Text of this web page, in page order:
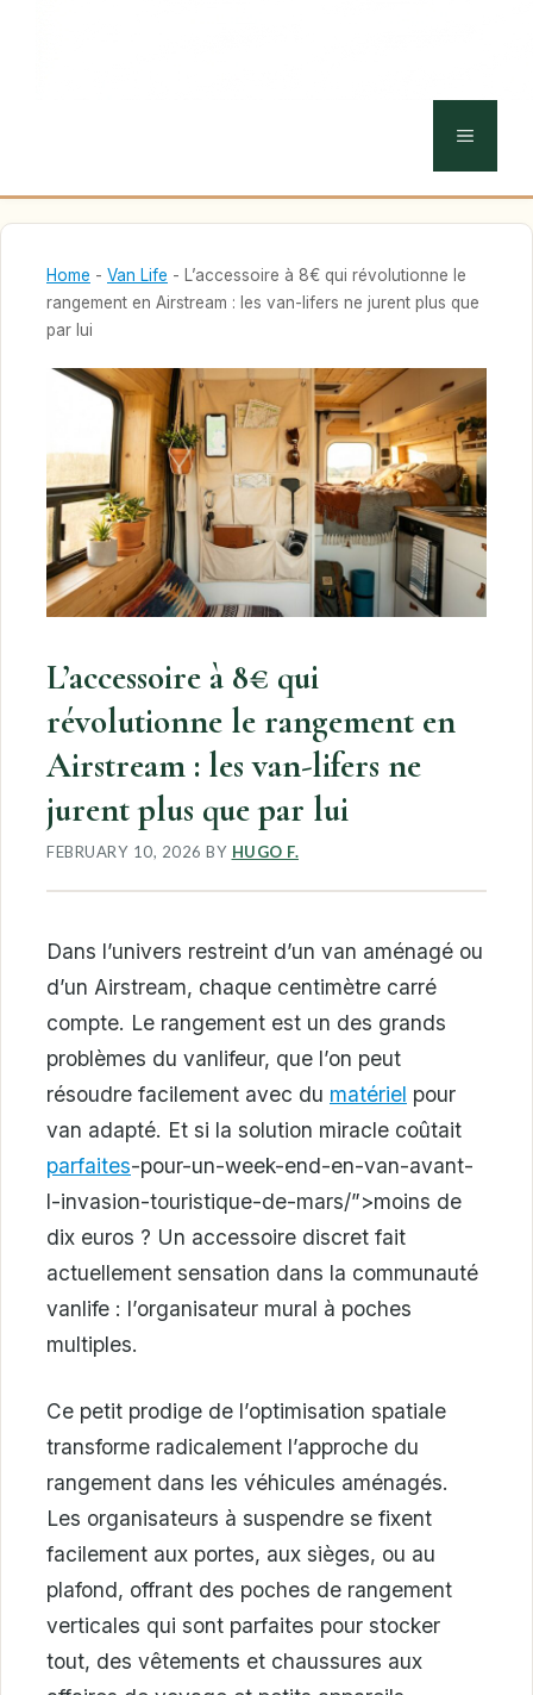
MENU
Home - Van Life - L’accessoire à 8€ qui révolutionne le
rangement en Airstream : les van-lifers ne jurent plus que
par lui
L’accessoire à 8€ qui
révolutionne le rangement en
Airstream : les van-lifers ne
jurent plus que par lui
FEBRUARY 10, 2026 BY HUGO F.
Dans l’univers restreint d’un van aménagé ou
d’un Airstream, chaque centimètre carré
compte. Le rangement est un des grands
problèmes du vanlifeur, que l’on peut
résoudre facilement avec du matériel pour
van adapté. Et si la solution miracle coûtait
parfaites-pour-un-week-end-en-van-avant-
l-invasion-touristique-de-mars/”>moins de
dix euros ? Un accessoire discret fait
actuellement sensation dans la communauté
vanlife : l’organisateur mural à poches
multiples.
Ce petit prodige de l’optimisation spatiale
transforme radicalement l’approche du
rangement dans les véhicules aménagés.
Les organisateurs à suspendre se fixent
facilement aux portes, aux sièges, ou au
plafond, offrant des poches de rangement
verticales qui sont parfaites pour stocker
tout, des vêtements et chaussures aux